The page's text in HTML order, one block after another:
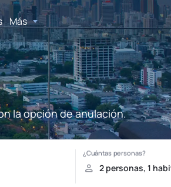
Más
la opción de anulación.